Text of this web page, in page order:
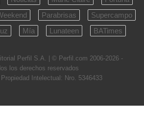
Parabrisas
Supercampo
Mía Lunateen BATimes
Perfil S.A. | © Perfil.com 2006-2026 -
los derechos reservados
Intelectual: Nro. 5346433